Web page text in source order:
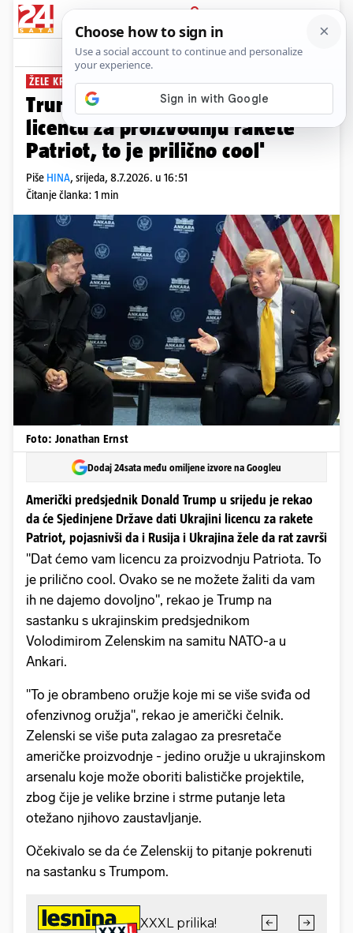
PRIJAVA
News Komentari
ŽELE KRAJ RATA
Trump: 'Dat ćemo Ukrajini
licencu za proizvodnju rakete
Patriot, to je prilično cool'
Piše HINA, srijeda, 8.7.2026. u 16:51
Čitanje članka: 1 min
Foto: Jonathan Ernst
Dodaj 24sata među omiljene izvore na Googleu
Američki predsjednik Donald Trump u srijedu je rekao
da će Sjedinjene Države dati Ukrajini licencu za rakete
Patriot, pojasnivši da i Rusija i Ukrajina žele da rat završi
"Dat ćemo vam licencu za proizvodnju Patriota. To
je prilično cool. Ovako se ne možete žaliti da vam
ih ne dajemo dovoljno", rekao je Trump na
sastanku s ukrajinskim predsjednikom
Volodimirom Zelenskim na samitu NATO-a u
Ankari.
"To je obrambeno oružje koje mi se više sviđa od
ofenzivnog oružja", rekao je američki čelnik.
Zelenski se više puta zalagao za presretače
američke proizvodnje - jedino oružje u ukrajinskom
arsenalu koje može oboriti balističke projektile,
zbog čije je velike brzine i strme putanje leta
otežano njihovo zaustavljanje.
Očekivalo se da će Zelenskij to pitanje pokrenuti
na sastanku s Trumpom.